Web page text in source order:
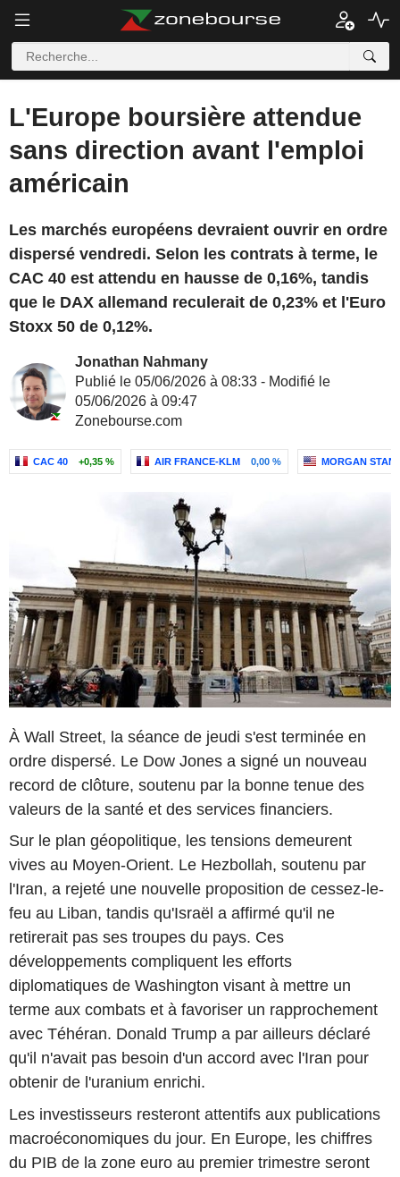
L'Europe boursière attendue
sans direction avant l'emploi
américain
Les marchés européens devraient ouvrir en ordre
dispersé vendredi. Selon les contrats à terme, le
CAC 40 est attendu en hausse de 0,16%, tandis
que le DAX allemand reculerait de 0,23% et l'Euro
Stoxx 50 de 0,12%.
Jonathan Nahmany
Publié le 05/06/2026 à 08:33 - Modifié le
05/06/2026 à 09:47
Zonebourse.com
CAC 40 +0,35 % AIR FRANCE-KLM 0,00 % MORGAN
À Wall Street, la séance de jeudi s'est terminée en
ordre dispersé. Le Dow Jones a signé un nouveau
record de clôture, soutenu par la bonne tenue des
valeurs de la santé et des services financiers.
Sur le plan géopolitique, les tensions demeurent
vives au Moyen-Orient. Le Hezbollah, soutenu par
l'Iran, a rejeté une nouvelle proposition de cessez-le-
feu au Liban, tandis qu'Israël a affirmé qu'il ne
retirerait pas ses troupes du pays. Ces
développements compliquent les efforts
diplomatiques de Washington visant à mettre un
terme aux combats et à favoriser un rapprochement
avec Téhéran. Donald Trump a par ailleurs déclaré
qu'il n'avait pas besoin d'un accord avec l'Iran pour
obtenir de l'uranium enrichi.
Les investisseurs resteront attentifs aux publications
macroéconomiques du jour. En Europe, les chiffres
du PIB de la zone euro au premier trimestre seront